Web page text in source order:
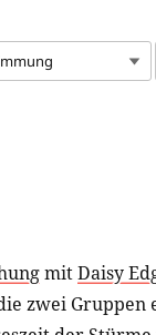
mitDaisy
zwei